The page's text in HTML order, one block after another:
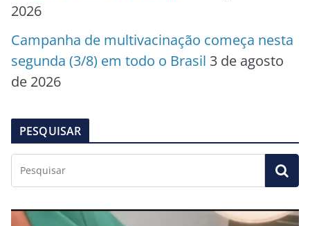
2026
Campanha de multivacinação começa nesta
segunda (3/8) em todo o Brasil 3 de agosto
de 2026
PESQUISAR